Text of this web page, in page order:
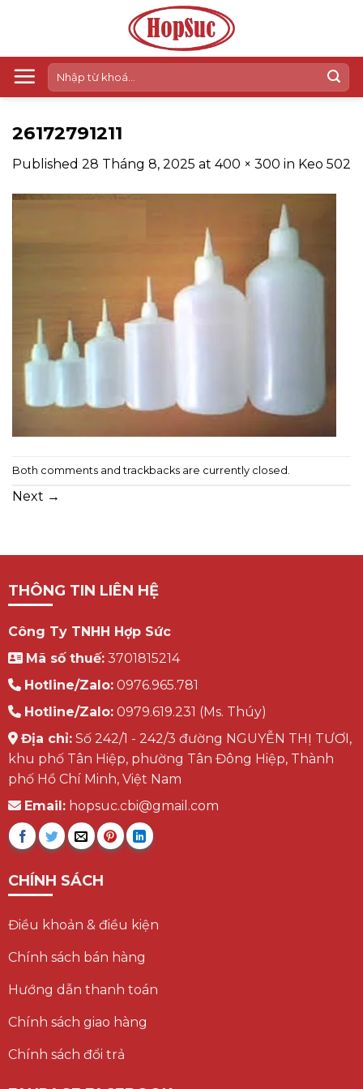
Tìm
kiếm:
26172791211
Published 28 Tháng 8, 2025 at 400 × 300 in Keo 502
Both comments and trackbacks are currently closed.
Next →
THÔNG TIN LIÊN HỆ
Công Ty TNHH Hợp Sức
Mã số thuế:3701815214
Hotline/Zalo:0976.965.781
Hotline/Zalo:0979.619.231 (Ms. Thúy)
Địa chỉ:Số 242/1 - 242/3 đường NGUYỄN THỊ TƯƠI,
khu phố Tân Hiệp, phường Tân Đông Hiệp, Thành
phố Hồ Chí Minh, Việt Nam
Email:hopsuc.cbi@gmail.com
CHÍNH SÁCH
Điều khoản & điều kiện
Chính sách bán hàng
Hướng dẫn thanh toán
Chính sách giao hàng
Chính sách đổi trả